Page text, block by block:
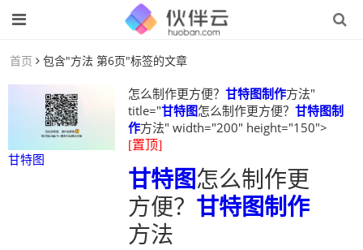
首页 包含"方法 第6页"标签的文章
甘特图
怎么制作更方便？ 甘特图制作方法"
title="甘特图怎么制作更方便？ 甘特图制
作方法" width="200" height="150">
[置顶]
甘特图怎么制作更
方便？ 甘特图制作
方法